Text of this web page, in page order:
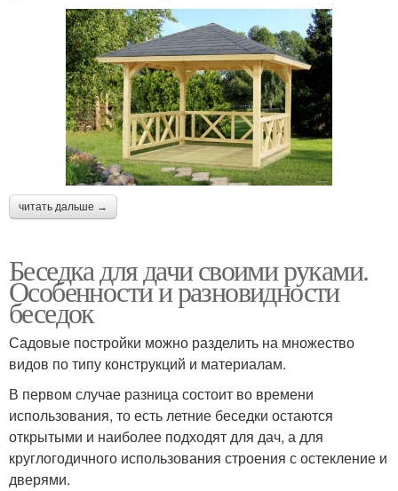
читать дальше →
Беседка для дачи своими руками.
Особенности и разновидности
беседок
Садовые постройки можно разделить на множество
видов по типу конструкций и материалам.
В первом случае разница состоит во времени
использования, то есть летние беседки остаются
открытыми и наиболее подходят для дач, а для
круглогодичного использования строения с остекление и
дверями.